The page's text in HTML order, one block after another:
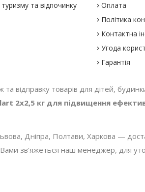
та відпочинку
Оплата
Політика
Контактна
Угода
Гарантія
та відправку товарів для дітей,
2x2,5 кг для підвищення
Дніпра, Полтави, Харкова —
зв'яжеться наш менеджер, для